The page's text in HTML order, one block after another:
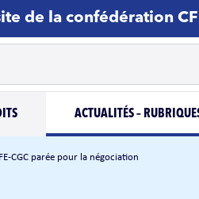
de la confédération
ACTUALITÉS –
CGC parée pour la négociation